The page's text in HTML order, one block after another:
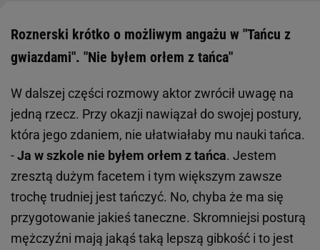
Roznerski krótko o możliwym angażu w "Tańcu z
gwiazdami". "Nie byłem orłem z tańca"
W dalszej części rozmowy aktor zwrócił uwagę na
jedną rzecz. Przy okazji nawiązał do swojej postury,
która jego zdaniem, nie ułatwiałaby mu nauki tańca.
-Ja w szkole nie byłem orłem z tańca. Jestem
zresztą dużym facetem i tym większym zawsze
trochę trudniej jest tańczyć. No, chyba że ma się
przygotowanie jakieś taneczne. Skromniejsi posturą
mężczyźni mają jakąś taką lepszą gibkość i to jest